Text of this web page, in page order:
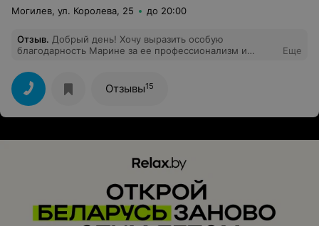
Могилев, ул. Королева, 25 до 20:00
Отзыв. Добрый день! Хочу выразить особую
благодарность Марине за ее профессионализм и
Еще
Отзывы15